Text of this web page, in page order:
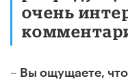
очень
– Вы ощущаете,